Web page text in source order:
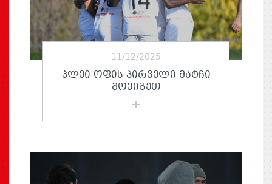
11/12/2025
ᲞᲚᲔᲘ-ᲝᲤᲘᲡ ᲞᲘᲠᲕᲔᲚᲘ ᲛᲐᲢᲩᲘ
ᲛᲝᲕᲘᲒᲔᲗ